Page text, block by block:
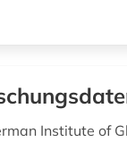
Institute of